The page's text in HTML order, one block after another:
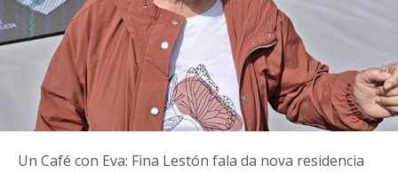
Un Café con Eva: Fina Lestón fala da nova residencia